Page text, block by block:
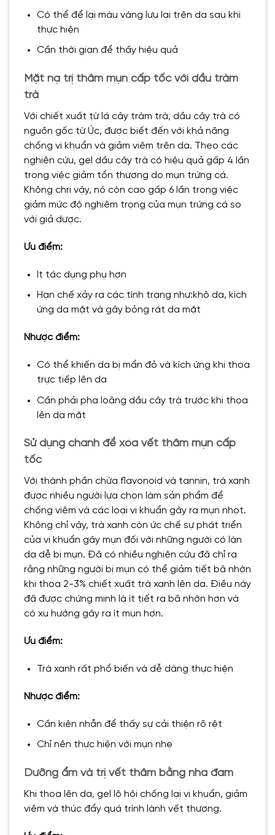
Có thể để lại màu vàng lưu lại trên da sau khi
thực hiện
Cần thời gian để thấy hiệu quả
Mặt nạ trị thâm mụn cấp tốc với dầu tràm
trà
Với chiết xuất từ lá cây tràm trà, dầu cây trà có
nguồn gốc từ Úc, được biết đến với khả năng
chống vi khuẩn và giảm viêm trên da. Theo các
nghiên cứu, gel dầu cây trà có hiệu quả gấp 4 lần
trong việc giảm tổn thương do mụn trứng cá.
Không chri vậy, nó còn cao gấp 6 lần trong việc
giảm mức độ nghiêm trọng của mụn trứng cá so
với giả dược.
Ưu điểm:
It tác dụng phụ hơn
Hạn chế xảy ra các tình trạng như:khô da, kích
ứng da mặt và gây bỏng rát da mặt
Nhược điểm:
Có thể khiến da bị mẩn đỏ và kích ứng khi thoa
trực tiếp lên da
Cần phải pha loãng dầu cây trà trước khi thoa
lên da mặt
Sử dụng chanh để xóa vết thâm mụn cấp
tốc
Với thành phần chứa flavonoid và tannin, trà xanh
được nhiều người lựa chọn làm sản phẩm để
chống viêm và các loại vi khuẩn gây ra mụn nhọt.
Không chỉ vậy, trà xanh còn ức chế sự phát triển
của vi khuẩn gây mụn đối với những người có làn
da dễ bị mụn. Đã có nhiều nghiên cứu đã chỉ ra
rằng những người bị mụn có thể giảm tiết bã nhờn
khi thoa 2-3% chiết xuất trà xanh lên da. Điều này
đã được chứng minh là ít tiết ra bã nhờn hơn và
có xu hướng gây ra ít mụn hơn.
Ưu điểm:
Trà xanh rất phổ biến và dễ dàng thực hiện
Nhược điểm:
Cần kiên nhẫn để thấy sự cải thiện rõ rệt
Chỉ nên thực hiện với mụn nhẹ
Dưỡng ẩm và trị vết thâm bằng nha đam
Khi thoa lên da, gel lô hội chống lại vi khuẩn, giảm
viêm và thúc đẩy quá trình lành vết thương.